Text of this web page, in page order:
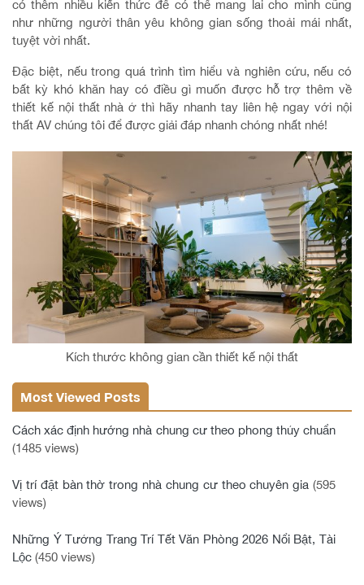
có thêm nhiều kiến thức để có thể mang lai cho mình cũng
như những người thân yêu không gian sống thoải mái nhất,
tuyệt vời nhất.
Đặc biệt, nếu trong quá trình tìm hiểu và nghiên cứu, nếu có
bất kỳ khó khăn hay có điều gì muốn được hỗ trợ thêm về
thiết kế nội thất nhà ở thì hãy nhanh tay liên hệ ngay với nội
thất AV chúng tôi để được giải đáp nhanh chóng nhất nhé!
Kích thước không gian cần thiết kế nội thất
Most Viewed Posts
Cách xác định hướng nhà chung cư theo phong thủy chuẩn
(1485 views)
Vị trí đặt bàn thờ trong nhà chung cư theo chuyên gia (595
views)
Những Ý Tưởng Trang Trí Tết Văn Phòng 2026 Nổi Bật, Tài
Lộc (450 views)